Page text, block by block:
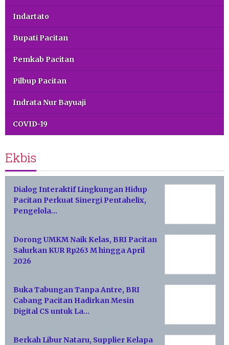
Indartato
Bupati Pacitan
Pemkab Pacitan
Pilbup Pacitan
Indrata Nur Bayuaji
COVID-19
Ekbis
Dialog Interaktif Lingkungan Hidup
Pacitan Perkuat Sinergi Pentahelix,
Pengelola…
Dorong UMKM Naik Kelas, BRI Pacitan
Salurkan KUR Rp263 M hingga April
2026
Buka Tabungan Tanpa Antre, BRI
Cabang Pacitan Hadirkan Mesin
Digital CS untuk La…
Berkah Libur Nataru, Supplier Kelapa